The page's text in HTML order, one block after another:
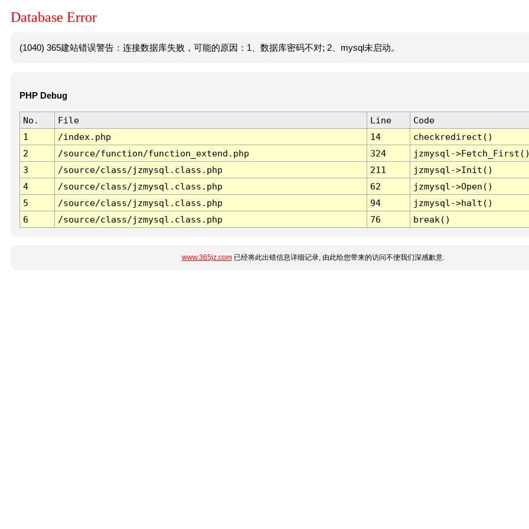
Database Error
(1040) 365建站错误警告：连接数据库失败，可能的原因：1、数据库密码不对; 2、mysql未启动。
PHP Debug
No. File Line
Code
1
/index.php 14
checkredirect()
2
/source/function/function_extend.php 324
jzmysql-
3
/source/class/jzmysql.class.php 211
jzmysql->Init()
4
/source/class/jzmysql.class.php 62
jzmysql->Open()
5
/source/class/jzmysql.class.php 94
jzmysql->halt()
6
/source/class/jzmysql.class.php 76 break()
www.365jz.com已经将此出错信息详细记录, 由此给您带来的访问不便我们深感歉意.